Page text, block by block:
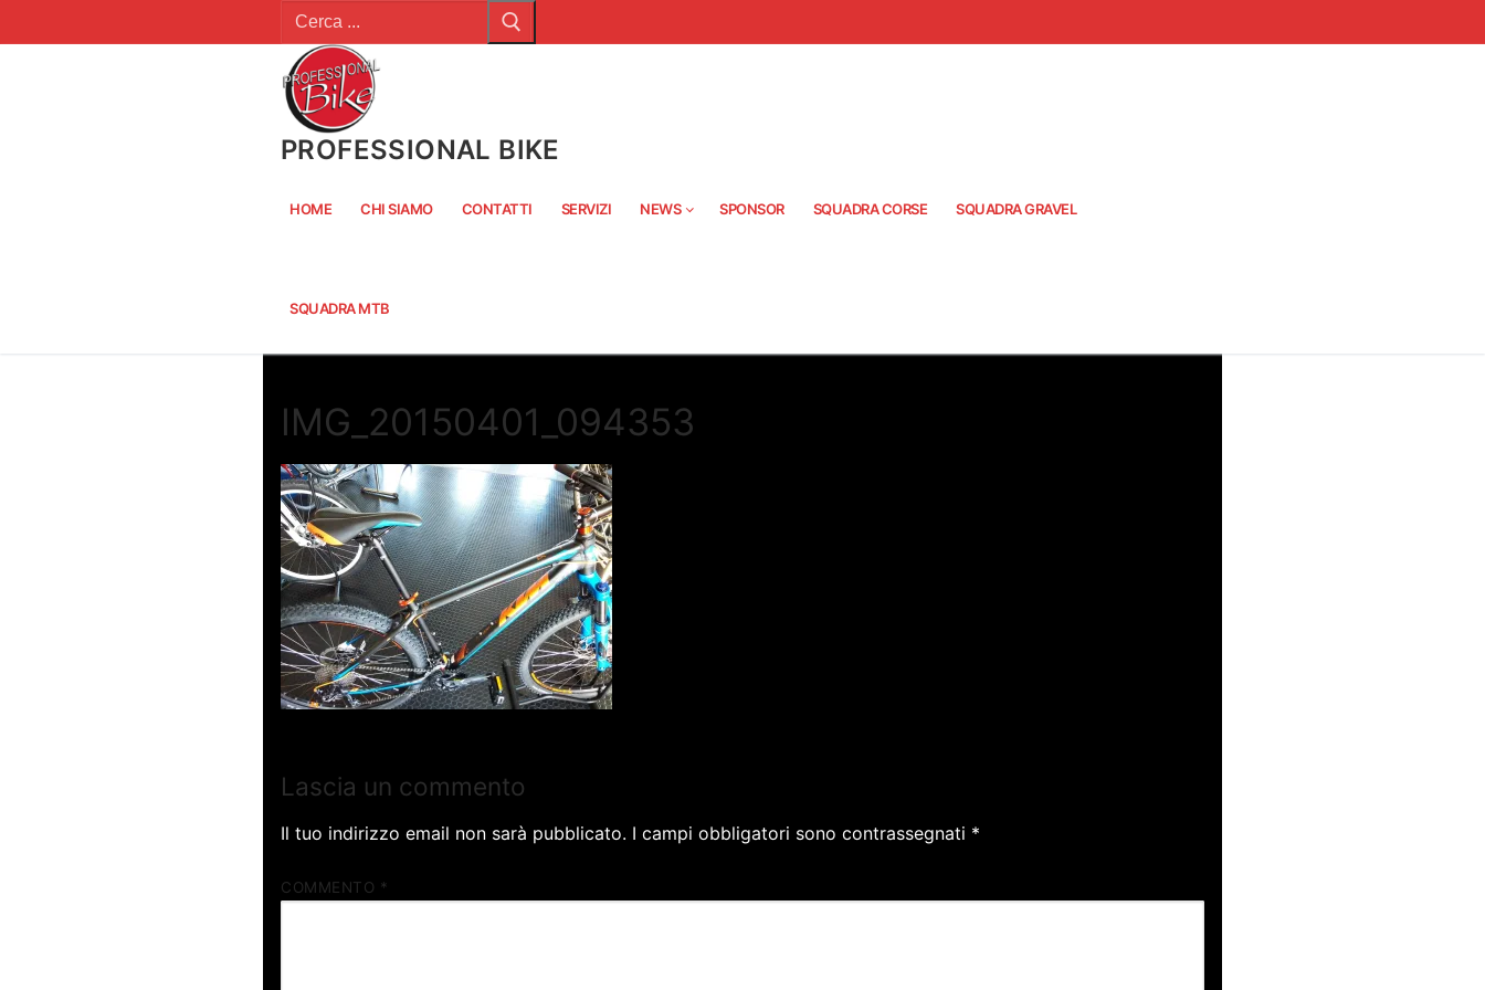
al
PROFESSIONAL BIKE
HOME CHI SIAMO CONTATTI SERVIZI NEWS SPONSOR SQUADRA CORSE SQUADRA GRAVEL
SQUADRA MTB
IMG_20150401_094353
Lascia un commento
Il tuo indirizzo email non sarà pubblicato. I campi obbligatori sono contrassegnati *
COMMENTO *